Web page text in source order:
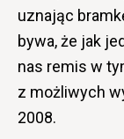
uznając
bywa, że jak
nas remis w
z możliwych
2008.